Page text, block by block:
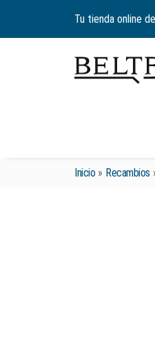
Tu tienda online
Inicio» Recambios